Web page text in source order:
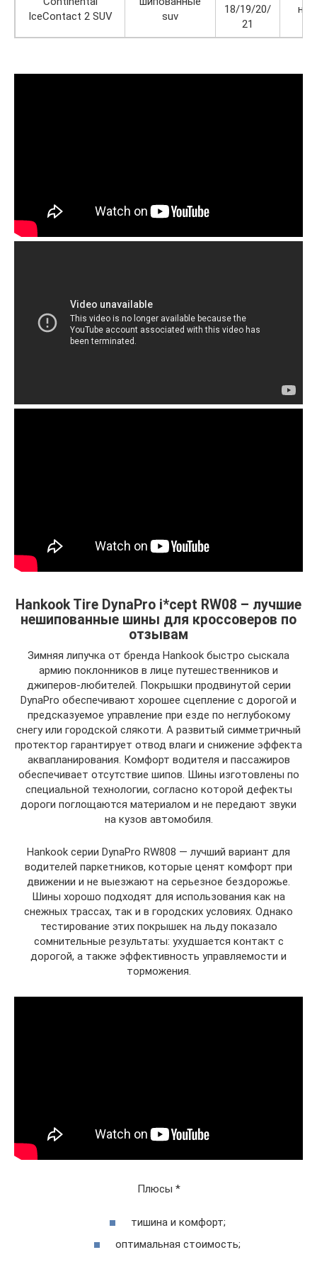
IceContact 2 SUV
suv
18/19/20/
21
нет
Hankook Tire DynaPro i*cept RW08 – лучшие
нешипованные шины для кроссоверов по
отзывам
Зимняя липучка от бренда Hankook быстро сыскала
армию поклонников в лице путешественников и
джиперов-любителей. Покрышки продвинутой серии
DynaPro обеспечивают хорошее сцепление с дорогой и
предсказуемое управление при езде по неглубокому
снегу или городской слякоти. А развитый симметричный
протектор гарантирует отвод влаги и снижение эффекта
аквапланирования. Комфорт водителя и пассажиров
обеспечивает отсутствие шипов. Шины изготовлены по
специальной технологии, согласно которой дефекты
дороги поглощаются материалом и не передают звуки
на кузов автомобиля.
Hankook серии DynaPro RW808 — лучший вариант для
водителей паркетников, которые ценят комфорт при
движении и не выезжают на серьезное бездорожье.
Шины хорошо подходят для использования как на
снежных трассах, так и в городских условиях. Однако
тестирование этих покрышек на льду показало
сомнительные результаты: ухудшается контакт с
дорогой, а также эффективность управляемости и
торможения.
Плюсы *
тишина и комфорт;
оптимальная стоимость;